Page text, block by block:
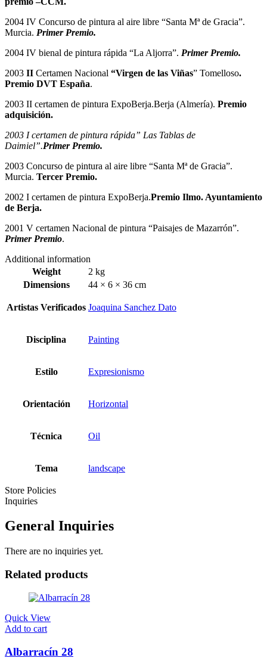
2004 IV Concurso de pintura al aire libre “Santa Mª de Gracia”.
Murcia. Primer Premio.
2004 IV bienal de pintura rápida “La Aljorra”. Primer Premio.
2003 II Certamen Nacional “Virgen de las Viñas” Tomelloso.
Premio DVT España.
2003 II certamen de pintura ExpoBerja.Berja (Almería). Premio
adquisición.
2003 I certamen de pintura rápida” Las Tablas de
Daimiel”.Primer Premio.
2003 Concurso de pintura al aire libre “Santa Mª de Gracia”.
Murcia. Tercer Premio.
2002 I certamen de pintura ExpoBerja.Premio Ilmo. Ayuntamiento
de Berja.
2001 V certamen Nacional de pintura “Paisajes de Mazarrón”.
Primer Premio.
Additional information
Weight
2 kg
Dimensions
44 × 6 × 36 cm
Artistas Verificados Joaquina Sanchez Dato
Disciplina Painting
Estilo Expresionismo
Orientación Horizontal
Técnica Oil
Tema landscape
Store Policies
Inquiries
General Inquiries
There are no inquiries yet.
Related products
Quick View
Add to cart
Albarracín 28